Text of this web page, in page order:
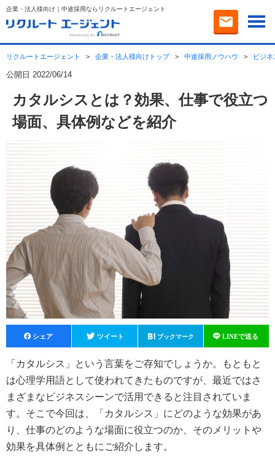
企業・法人様向け｜中途採用ならリクルートエージェント
リクルートエージェント > 企業・法人様向けトップ > 中途採用ノウハウ > ビジ
公開日 2022/06/14
カタルシスとは？効果、仕事で役立つ
場面、具体例などを紹介
F
a
c
e
b
o
o
T
wi
tt
er
H
at
e
n
a
Li
n
e
「カタルシス」という言葉をご存知でしょうか。もともと
は心理学用語として使われてきたものですが、最近ではさ
まざまなビジネスシーンで活用できると注目されていま
す。そこで今回は、「カタルシス」にどのような効果があ
り、仕事のどのような場面に役立つのか、そのメリットや
効果を具体例とともにご紹介します。